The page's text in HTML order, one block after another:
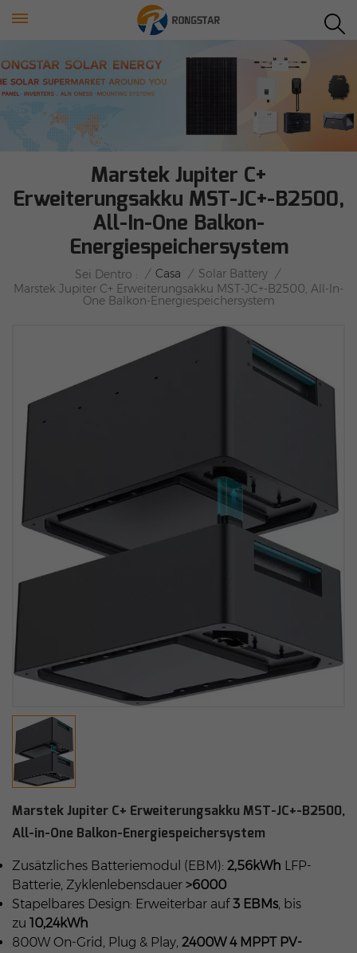
Marstek Jupiter C+
Erweiterungsakku MST-JC+-B2500,
All-In-One Balkon-
Energiespeichersystem
Sei Dentro : / Casa / Solar Battery /
Marstek Jupiter C+ Erweiterungsakku MST-JC+-B2500, All-In-
One Balkon-Energiespeichersystem
Marstek Jupiter C+ Erweiterungsakku MST-JC+-B2500,
All-in-One Balkon-Energiespeichersystem
Zusätzliches Batteriemodul (EBM): 2,56kWh LFP-
Batterie, Zyklenlebensdauer >6000
Stapelbares Design: Erweiterbar auf3 EBMs, bis
zu 10,24kWh
800W On-Grid, Plug & Play, 2400W 4 MPPT PV-